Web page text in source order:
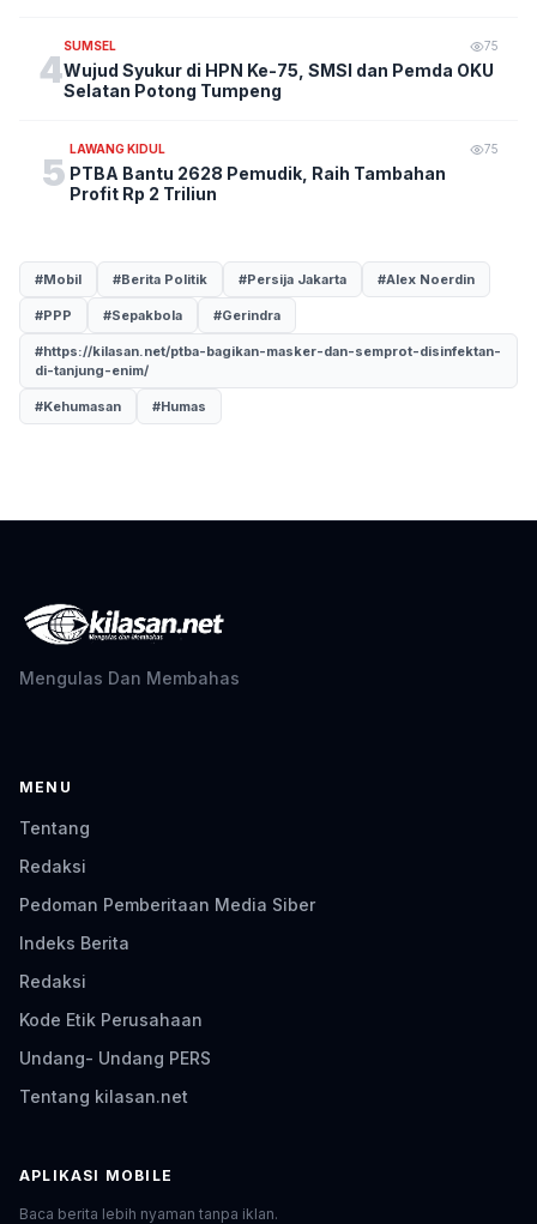
4
SUMSEL 75
Wujud Syukur di HPN Ke-75, SMSI dan Pemda OKU
Selatan Potong Tumpeng
5
LAWANG KIDUL 75
PTBA Bantu 2628 Pemudik, Raih Tambahan
Profit Rp 2 Triliun
#Mobil #Berita Politik #Persija Jakarta #Alex Noerdin
#PPP #Sepakbola #Gerindra
#https://kilasan.net/ptba-bagikan-masker-dan-semprot-disinfektan-
di-tanjung-enim/
#Kehumasan #Humas
Mengulas Dan Membahas
MENU
Tentang
Redaksi
Pedoman Pemberitaan Media Siber
Indeks Berita
Redaksi
Kode Etik Perusahaan
Undang- Undang PERS
Tentang kilasan.net
APLIKASI MOBILE
Baca berita lebih nyaman tanpa iklan.